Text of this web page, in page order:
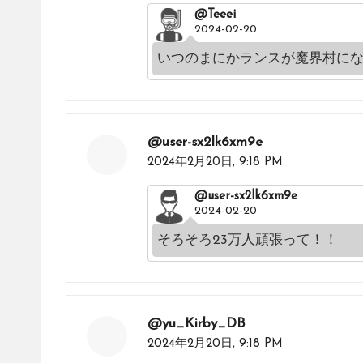
@Teeei
2024-02-20
いつのまにかランスが魔界村に
@user-sx2lk6xm9e
2024年2月20日, 9:18 PM
@user-sx2lk6xm9e
2024-02-20
そろそろ23万人頑張って！！
@yu_Kirby_DB
2024年2月20日, 9:18 PM